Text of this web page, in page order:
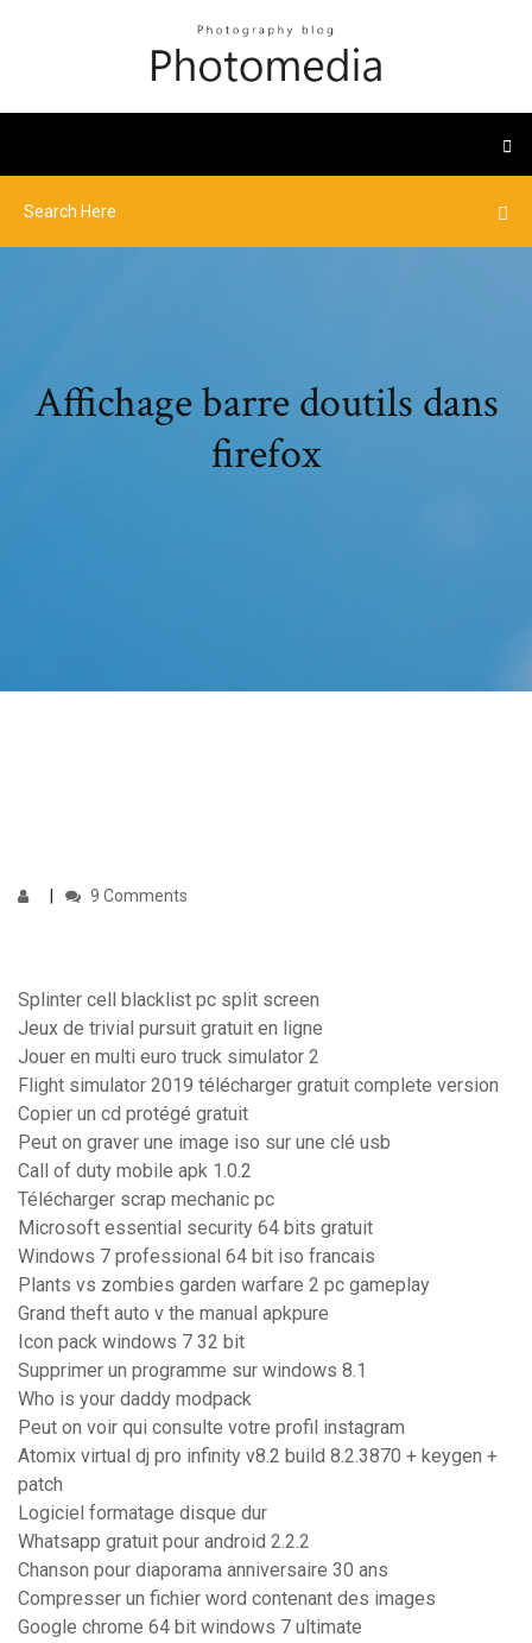
Affichage barre doutils dans
firefox
9 Comments
Splinter cell blacklist pc split screen
Jeux de trivial pursuit gratuit en ligne
Jouer en multi euro truck simulator 2
Flight simulator 2019 télécharger gratuit complete version
Copier un cd protégé gratuit
Peut on graver une image iso sur une clé usb
Call of duty mobile apk 1.0.2
Télécharger scrap mechanic pc
Microsoft essential security 64 bits gratuit
Windows 7 professional 64 bit iso francais
Plants vs zombies garden warfare 2 pc gameplay
Grand theft auto v the manual apkpure
Icon pack windows 7 32 bit
Supprimer un programme sur windows 8.1
Who is your daddy modpack
Peut on voir qui consulte votre profil instagram
Atomix virtual dj pro infinity v8.2 build 8.2.3870 + keygen +
patch
Logiciel formatage disque dur
Whatsapp gratuit pour android 2.2.2
Chanson pour diaporama anniversaire 30 ans
Compresser un fichier word contenant des images
Google chrome 64 bit windows 7 ultimate